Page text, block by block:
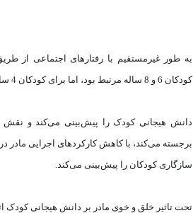
به طور غیرمستقیم با رفتارهای اجتماعی از
کودکان 6 و 8 ساله مرتبط بود، اما برای کودکان 4 ساله
دانش هیجانی کودک را پیش‌بینی می‌کند و نقش
برجسته می‌کند، با کاهش کارکردهای اجرایی مادر
سازگاری کودکان را پیش‌بینی می‌کند
تحت تاثیر خلق و خوی مادر بر دانش هیجانی کودک